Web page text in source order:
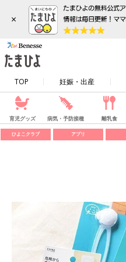
×
TOP 妊娠・出産
育児グッズ 病気・予防接種 離乳食
ひよこクラブ アプリ